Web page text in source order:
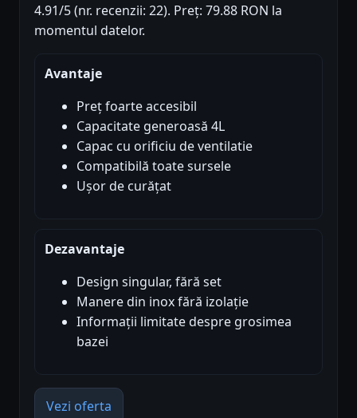
4.91/5 (nr. recenzii: 22). Preț: 79.88 RON la
momentul datelor.
Avantaje
Preț foarte accesibil
Capacitate generoasă 4L
Capac cu orificiu de ventilatie
Compatibilă toate sursele
Ușor de curățat
Dezavantaje
Design singular, fără set
Manere din inox fără izolație
Informații limitate despre grosimea
bazei
Vezi oferta